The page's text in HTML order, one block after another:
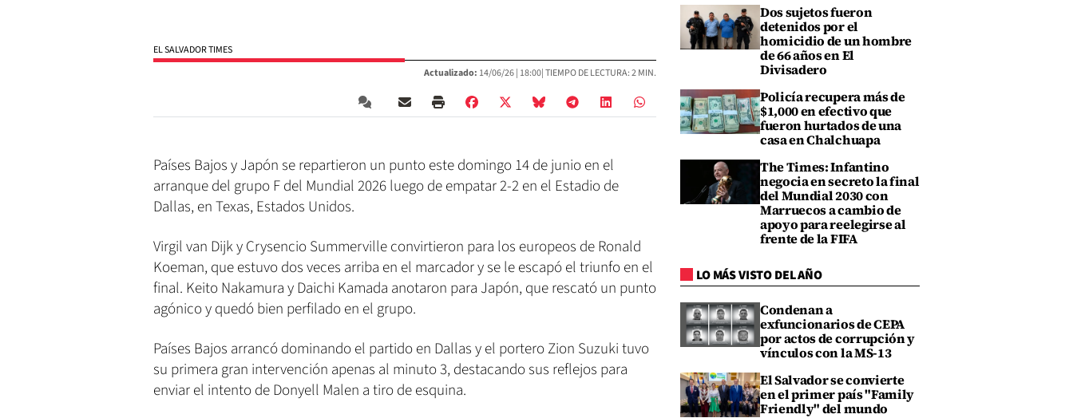
EL SALVADOR TIMES
Actualizado: 14/06/26 | 18:00| TIEMPO DE LECTURA: 2 MIN.
Países Bajos y Japón se repartieron un punto este domingo 14 de junio en el
arranque del grupo F del Mundial 2026 luego de empatar 2-2 en el Estadio de
Dallas, en Texas, Estados Unidos.
Virgil van Dijk y Crysencio Summerville convirtieron para los europeos de Ronald
Koeman, que estuvo dos veces arriba en el marcador y se le escapó el triunfo en el
final. Keito Nakamura y Daichi Kamada anotaron para Japón, que rescató un punto
agónico y quedó bien perfilado en el grupo.
Países Bajos arrancó dominando el partido en Dallas y el portero Zion Suzuki tuvo
su primera gran intervención apenas al minuto 3, destacando sus reflejos para
enviar el intento de Donyell Malen a tiro de esquina.
Dos sujetos fueron
detenidos por el
homicidio de un hombre
de 66 años en El
Divisadero
Policía recupera más de
$1,000 en efectivo que
fueron hurtados de una
casa en Chalchuapa
The Times: Infantino
negocia en secreto la final
del Mundial 2030 con
Marruecos a cambio de
apoyo para reelegirse al
frente de la FIFA
LO MÁS VISTO DEL AÑO
Condenan a
exfuncionarios de CEPA
por actos de corrupción y
vínculos con la MS-13
El Salvador se convierte
en el primer país "Family
Friendly" del mundo